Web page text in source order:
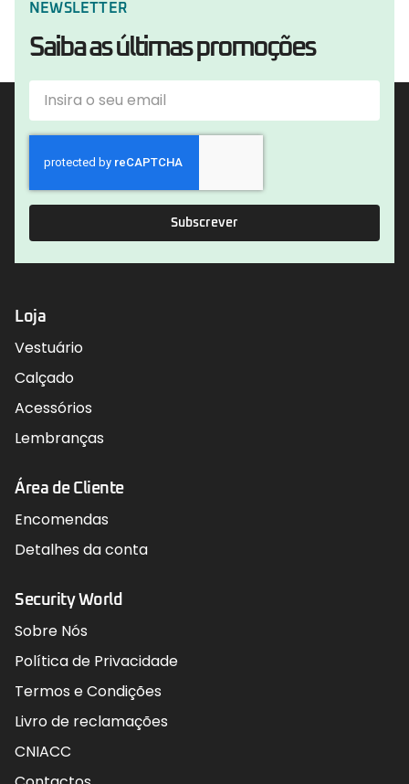
NEWSLETTER
Saiba as últimas promoções
Subscrever
Loja
Vestuário
Calçado
Acessórios
Lembranças
Área de Cliente
Encomendas
Detalhes da conta
Security World
Sobre Nós
Política de Privacidade
Termos e Condições
Livro de reclamações
CNIACC